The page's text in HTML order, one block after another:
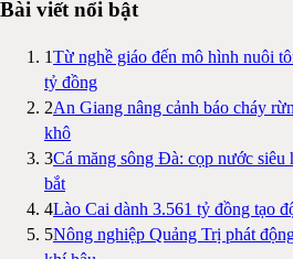
Bài viết nổi bật
1Từ nghề giáo đến mô hình nuôi
tỷ đồng
2An Giang nâng cảnh báo cháy
khô
3Cá măng sông Đà: cọp nước siêu
bắt
4Lào Cai dành 3.561 tỷ đồng tạo
5Nông nghiệp Quảng Trị phát